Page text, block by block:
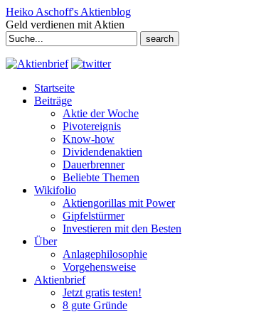
Heiko Aschoff's Aktienblog
Geld verdienen mit Aktien
Search
for:
Startseite
Beiträge
Aktie der Woche
Pivotereignis
Know-how
Dividendenaktien
Dauerbrenner
Beliebte Themen
Wikifolio
Aktiengorillas mit Power
Gipfelstürmer
Investieren mit den Besten
Über
Anlagephilosophie
Vorgehensweise
Aktienbrief
Jetzt gratis testen!
8 gute Gründe